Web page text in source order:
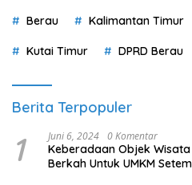
Berau Kalimantan Timur
Kutai Timur DPRD Berau
Berita Terpopuler
1 Juni 6, 2024 0 Komentar
Keberadaan Objek
Berkah Untuk UMKM